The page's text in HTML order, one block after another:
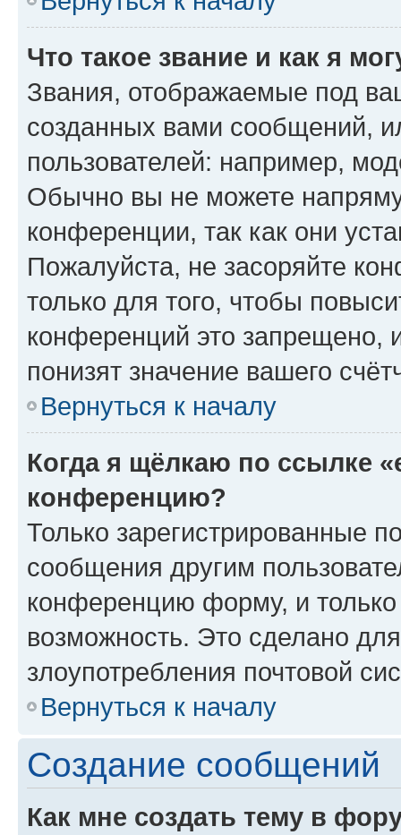
Что такое звание и как я
Звания, отображаемые под
созданных вами сообщений,
пользователей: например,
Обычно вы не можете
конференции, так как они
Пожалуйста, не засоряйте
только для того, чтобы
конференций это запрещено,
понизят значение вашего
Вернуться к началу
Когда я щёлкаю по ссылке
конференцию?
Только зарегистрированные
сообщения другим
конференцию форму, и
возможность. Это сделано
злоупотребления почтовой
Вернуться к началу
Создание сообщений
Как мне создать тему в